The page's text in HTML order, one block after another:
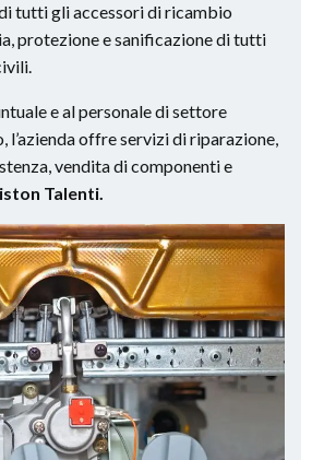
tutti gli accessori di ricambio
protezione e sanificazione di tutti
e al personale di settore
l’azienda offre servizi di riparazione,
vendita di componenti e
Talenti.